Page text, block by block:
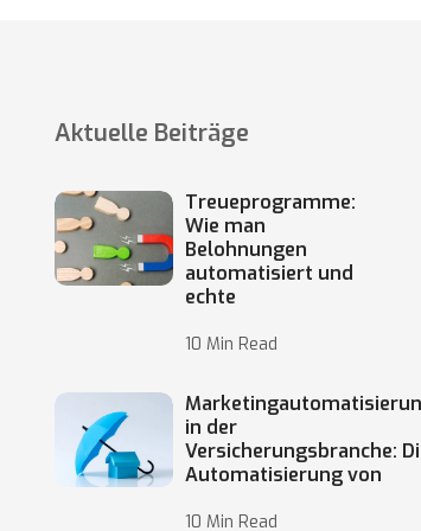
Aktuelle Beiträge
Treueprogramme:
Wie man
Belohnungen
automatisiert und
echte
10 Min Read
in der
Versicherungsbranche:
Automatisierung von
10 Min Read